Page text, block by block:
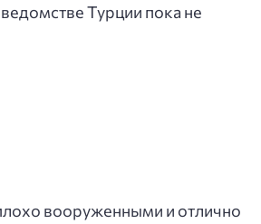
Турции пока не
вооруженными и отлично